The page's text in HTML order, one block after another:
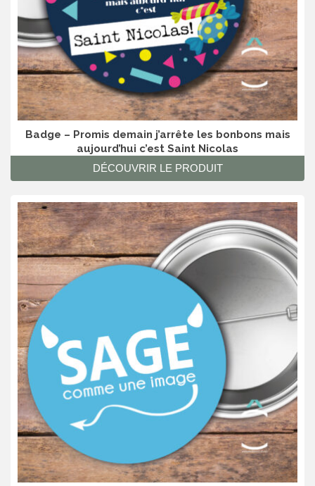
Badge – Promis demain j’arrête les bonbons mais
aujourd’hui c’est Saint Nicolas
DÉCOUVRIR LE PRODUIT